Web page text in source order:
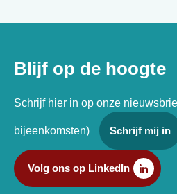
Blijf op de hoogte
Schrijf hier in op onze
bijeenkomsten) Schrijf mij in
Volg ons op LinkedIn